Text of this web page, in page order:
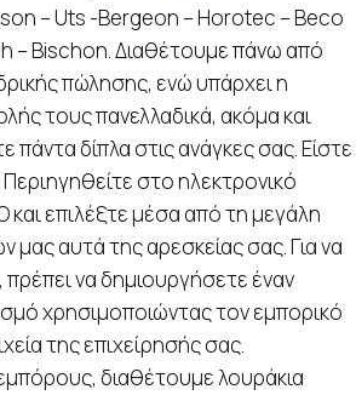
– Uts -Bergeon – Horotec – Beco
– Bischon. Διαθέτουμε πάνω από
πώλησης, ενώ υπάρχει η
τους πανελλαδικά, ακόμα και
πάντα δίπλα στις ανάγκες σας. Είστε
στο ηλεκτρονικό
και επιλέξτε μέσα από τη μεγάλη
μας αυτά της αρεσκείας σας. Για να
πρέπει να δημιουργήσετε έναν
χρησιμοποιώντας τον εμπορικό
της επιχείρησής σας.
διαθέτουμε λουράκια